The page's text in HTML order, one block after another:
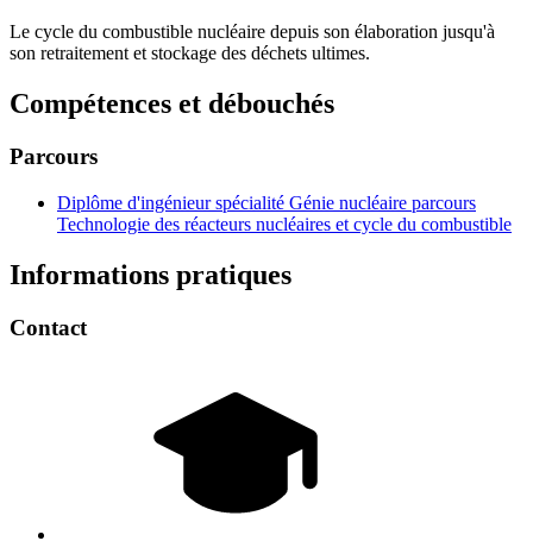
Le cycle du combustible nucléaire depuis son élaboration jusqu'à
son retraitement et stockage des déchets ultimes.
Compétences et débouchés
Parcours
Diplôme d'ingénieur spécialité Génie nucléaire parcours
Technologie des réacteurs nucléaires et cycle du combustible
Informations pratiques
Contact